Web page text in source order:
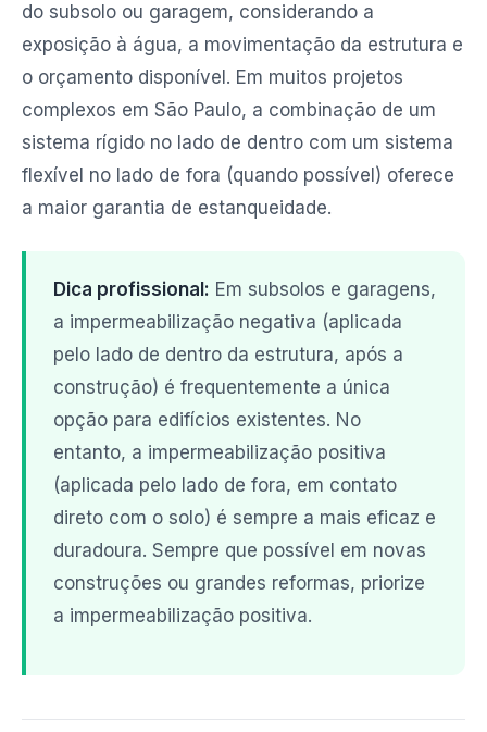
do subsolo ou garagem, considerando a
exposição à água, a movimentação da estrutura e
o orçamento disponível. Em muitos projetos
complexos em São Paulo, a combinação de um
sistema rígido no lado de dentro com um sistema
flexível no lado de fora (quando possível) oferece
a maior garantia de estanqueidade.
Dica profissional: Em subsolos e garagens,
a impermeabilização negativa (aplicada
pelo lado de dentro da estrutura, após a
construção) é frequentemente a única
opção para edifícios existentes. No
entanto, a impermeabilização positiva
(aplicada pelo lado de fora, em contato
direto com o solo) é sempre a mais eficaz e
duradoura. Sempre que possível em novas
construções ou grandes reformas, priorize
a impermeabilização positiva.